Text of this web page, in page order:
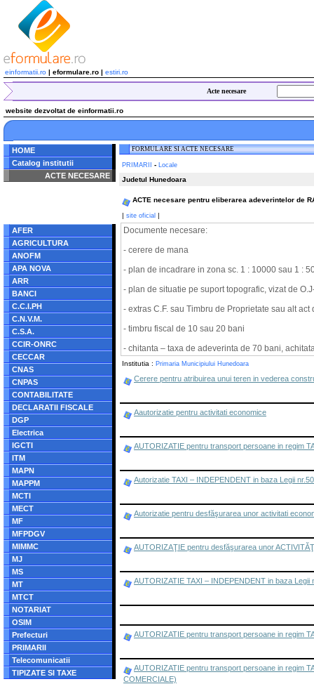
einformatii.ro | eformulare.ro | estiri.ro
Acte necesare
website dezvoltat de einformatii.ro
HOME
Catalog institutii
ACTE NECESARE
/home/eformulare.ro/public_html/navigare/stanga.php
AFER
AGRICULTURA
ANOFM
APA NOVA
ARR
BANCI
C.C.I.PH
C.N.V.M.
C.S.A.
CCIR-ONRC
CECCAR
CNAS
CNPAS
CONTABILITATE
DECLARATII FISCALE
DGP
Electrica
IGCTI
ITM
MAPN
MAPPM
MCTI
MECT
MF
MFPDGV
MIMMC
MJ
MS
MT
MTCT
NOTARIAT
OSIM
Prefecturi
PRIMARII
Telecomunicatii
TIPIZATE SI TAXE
FORMULARE SI ACTE NECESARE
PRIMARII - Locale
Judetul Hunedoara
ACTE necesare pentru eliberarea adeverintelor de
| site oficial |
Documente necesare:
- cerere de mana
- plan de incadrare in zona sc. 1 : 10000 sau 1 :
- plan de situatie pe suport topografic, vizat de
- extras C.F. sau Timbru de Proprietate sau alt
- timbru fiscal de 10 sau 20 bani
- chitanta – taxa de adeverinta de 70 bani,
Institutia : Primaria Municipiului Hunedoara
Cerere pentru atribuirea unui teren in vederea
Aautorizatie pentru activitati economice
AUTORIZATIE pentru transport persoane in regim
Autorizatie TAXI – INDEPENDENT in baza Legii
Autorizatie pentru desfăşurarea unor activitati
AUTORIZAŢIE pentru desfăşurarea unor
AUTORIZATIE TAXI – INDEPENDENT in baza Legii
AUTORIZATIE pentru transport persoane in regim
AUTORIZATIE pentru transport persoane in regim
COMERCIALE)